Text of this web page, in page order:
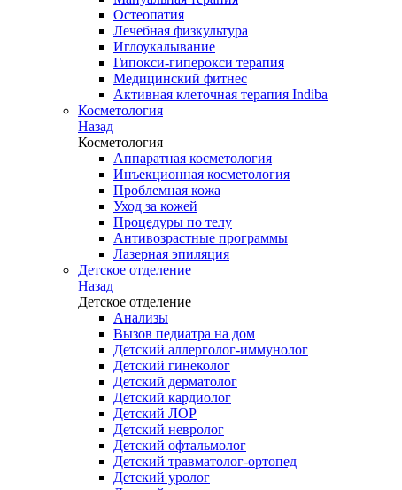
Остеопатия
Лечебная физкультура
Иглоукалывание
Гипокси-гиперокси терапия
Медицинский фитнес
Активная клеточная терапия Indiba
Косметология
Назад
Косметология
Аппаратная косметология
Инъекционная косметология
Проблемная кожа
Уход за кожей
Процедуры по телу
Антивозрастные программы
Лазерная эпиляция
Детское отделение
Назад
Детское отделение
Анализы
Вызов педиатра на дом
Детский аллерголог-иммунолог
Детский гинеколог
Детский дерматолог
Детский кардиолог
Детский ЛОР
Детский невролог
Детский офтальмолог
Детский травматолог-ортопед
Детский уролог